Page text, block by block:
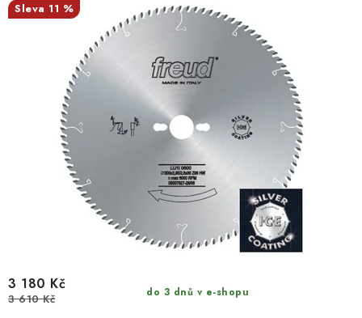
11 %
do 3 dnů v e-shopu
3 180 Kč
3 610 Kč